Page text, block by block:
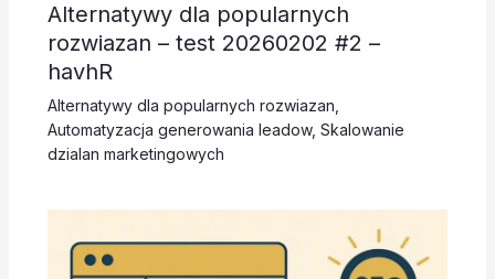
Alternatywy dla popularnych
rozwiazan – test 20260202 #2 –
havhR
Alternatywy dla popularnych rozwiazan
Automatyzacja generowania leadow, Skalowanie
dzialan marketingowych